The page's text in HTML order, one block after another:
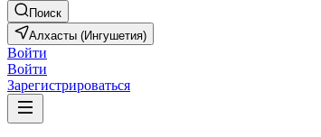
Поиск
Алхасты (Ингушетия)
Войти
Войти
Зарегистрироваться